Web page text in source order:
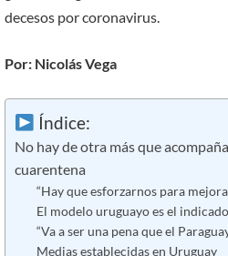
decesos por coronavirus.
Por: Nicolás Vega
Índice:
No hay de otra más que
cuarentena
“Hay que esforzarnos para
El modelo uruguayo es el indicado
“Va a ser una pena que el
Medias establecidas en Uruguay